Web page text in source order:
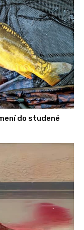
do studené